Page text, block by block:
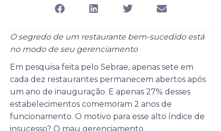
O segredo de um restaurante bem-sucedido está
no modo de seu gerenciamento
Em pesquisa feita pelo Sebrae, apenas sete em
cada dez restaurantes permanecem abertos após
um ano de inauguração. E apenas 27% desses
estabelecimentos comemoram 2 anos de
funcionamento. O motivo para esse alto índice de
insucesso? O mau gerenciamento.